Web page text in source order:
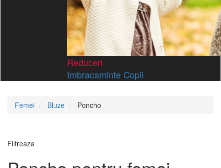
Reduceri
Imbracaminte Copii
Femei Bluze Poncho
Filtreaza